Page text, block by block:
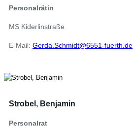
Personalrätin
MS Kiderlinstraße
E-Mail: Gerda.Schmidt@6551-fuerth.de
Strobel, Benjamin
Personalrat